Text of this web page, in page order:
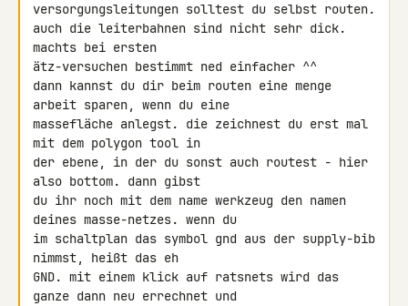
versorgungsleitungen solltest du selbst routen.
auch die leiterbahnen sind nicht sehr dick.
machts bei ersten
ätz-versuchen bestimmt ned einfacher ^^
dann kannst du dir beim routen eine menge
arbeit sparen, wenn du eine
massefläche anlegst. die zeichnest du erst mal
mit dem polygon tool in
der ebene, in der du sonst auch routest - hier
also bottom. dann gibst
du ihr noch mit dem name werkzeug den namen
deines masse-netzes. wenn du
im schaltplan das symbol gnd aus der supply-bib
nimmst, heißt das eh
GND. mit einem klick auf ratsnets wird das
ganze dann neu errechnet und